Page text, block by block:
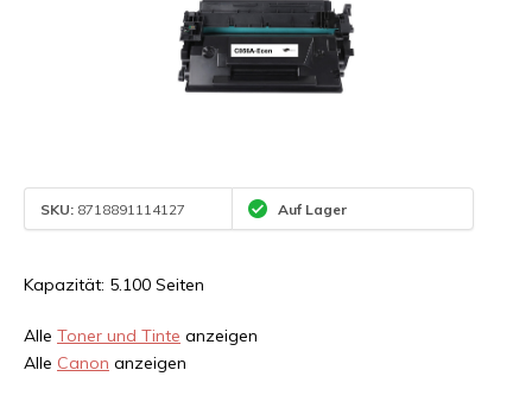
SKU: 8718891114127 Auf Lager
Kapazität: 5.100 Seiten
Alle Toner und Tinte anzeigen
Alle Canon anzeigen